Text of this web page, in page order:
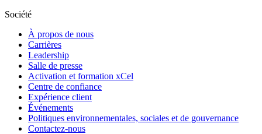
Société
À propos de nous
Carrières
Leadership
Salle de presse
Activation et formation xCel
Centre de confiance
Expérience client
Événements
Politiques environnementales, sociales et de gouvernance
Contactez-nous